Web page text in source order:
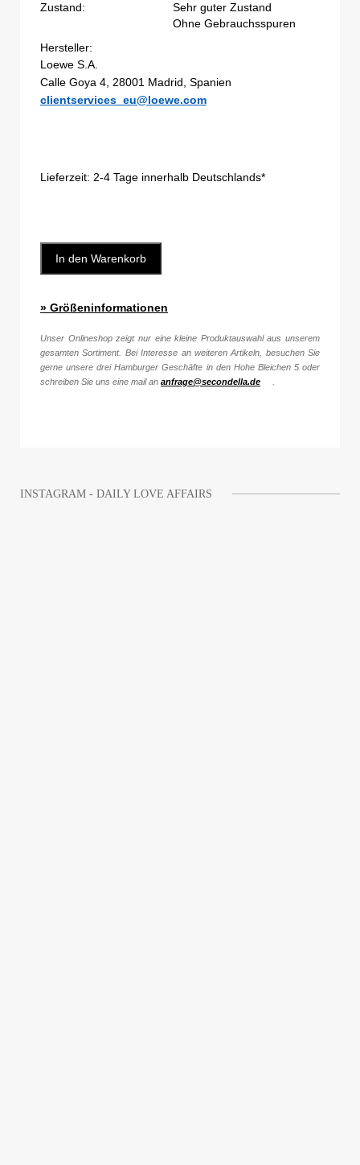
Zustand:
Sehr guter Zustand
Ohne Gebrauchsspuren
Hersteller:
Loewe S.A.
Calle Goya 4, 28001 Madrid, Spanien
clientservices_eu@loewe.com
Lieferzeit: 2-4 Tage innerhalb Deutschlands*
In den Warenkorb
» Größeninformationen
Unser Onlineshop zeigt nur eine kleine Produktauswahl aus unserem
gesamten Sortiment. Bei Interesse an weiteren Artikeln, besuchen Sie
gerne unsere drei Hamburger Geschäfte in den Hohe Bleichen 5 oder
schreiben Sie uns eine mail an anfrage@secondella.de
INSTAGRAM - DAILY LOVE AFFAIRS